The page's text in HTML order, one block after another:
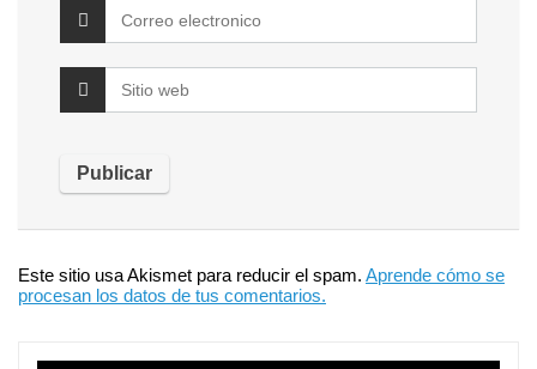
Este sitio usa Akismet para reducir el spam. Aprende cómo se
procesan los datos de tus comentarios.